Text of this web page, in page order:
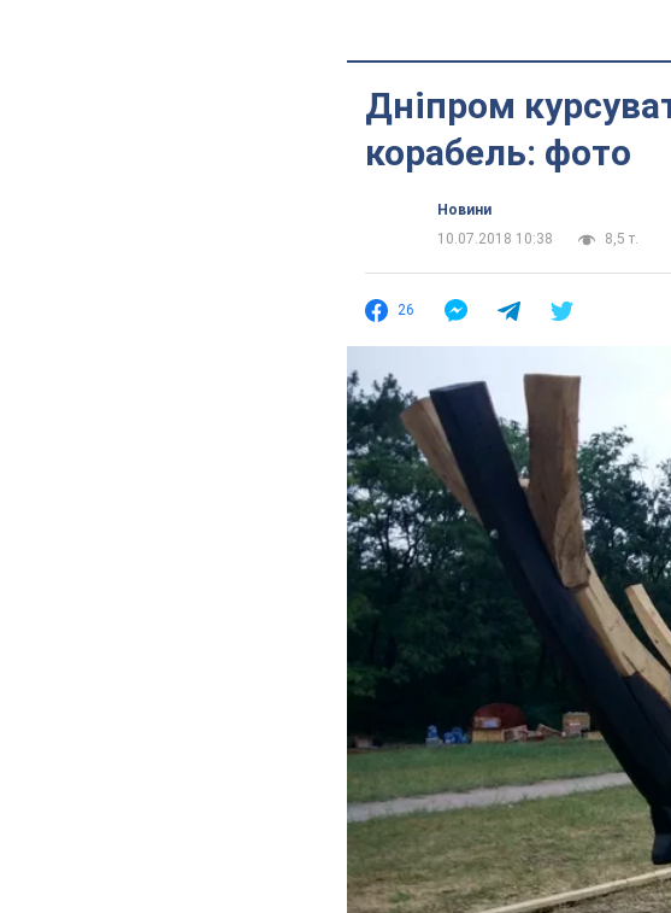
Дніпром
корабель: фото
Новини
10.07.2018 10:38
8,5 т.
26